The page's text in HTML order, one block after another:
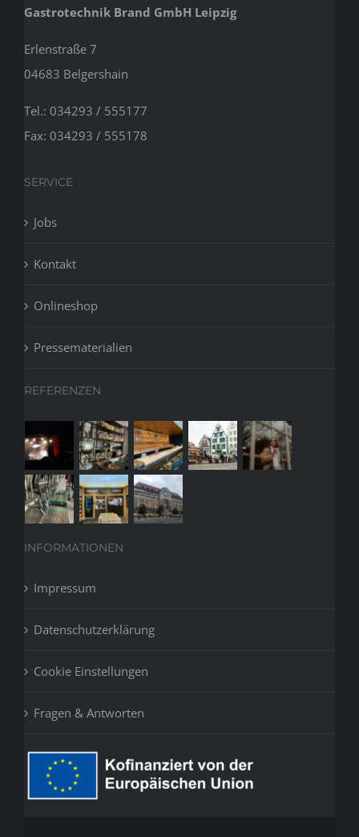
Gastrotechnik Brand GmbH Leipzig
Erlenstraße 7
04683 Belgershain
Tel.: 034293 / 555177
Fax: 034293 / 555178
SERVICE
Jobs
Kontakt
Onlineshop
Pressematerialien
REFERENZEN
INFORMATIONEN
Impressum
Datenschutzerklärung
Cookie Einstellungen
Fragen & Antworten